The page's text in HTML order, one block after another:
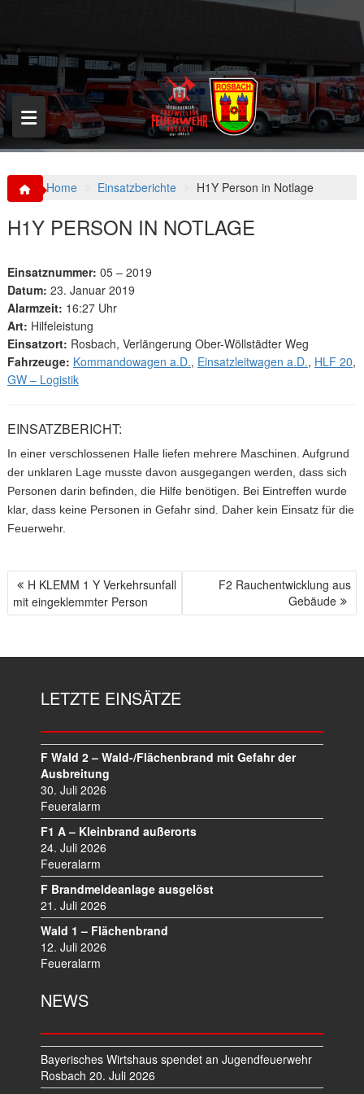
p
o
c
o
n
t
Home Einsatzberichte H1Y Person in Notlage
H1Y PERSON IN NOTLAGE
Einsatznummer: 05 – 2019
Datum: 23. Januar 2019
Alarmzeit: 16:27 Uhr
Art: Hilfeleistung
Einsatzort: Rosbach, Verlängerung Ober-Wöllstädter Weg
Fahrzeuge: Kommandowagen a.D., Einsatzleitwagen a.D., HLF 20,
GW – Logistik
EINSATZBERICHT:
In einer verschlossenen Halle liefen mehrere Maschinen. Aufgrund
der unklaren Lage musste davon ausgegangen werden, dass sich
Personen darin befinden, die Hilfe benötigen. Bei Eintreffen wurde
klar, dass keine Personen in Gefahr sind. Daher kein Einsatz für die
Feuerwehr.
B
E
H KLEMM 1 Y Verkehrsunfall
mit eingeklemmter Person
F2 Rauchentwicklung aus
Gebäude
LETZTE EINSÄTZE
F Wald 2 – Wald-/Flächenbrand mit Gefahr der
Ausbreitung
30. Juli 2026
Feueralarm
F1 A – Kleinbrand außerorts
24. Juli 2026
Feueralarm
F Brandmeldeanlage ausgelöst
21. Juli 2026
Wald 1 – Flächenbrand
12. Juli 2026
Feueralarm
NEWS
Bayerisches Wirtshaus spendet an Jugendfeuerwehr
Rosbach 20. Juli 2026